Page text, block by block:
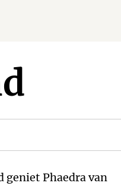
geniet Phaedra van